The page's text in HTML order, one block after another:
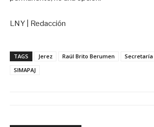
LNY | Redacción
TAGS Jerez Raúl Brito Berumen
Secretaría
SIMAPAJ